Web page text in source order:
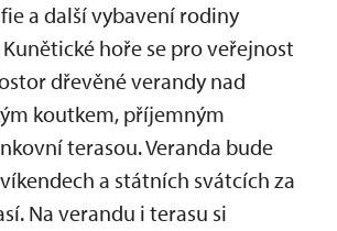
a další vybavení rodiny
hoře se pro veřejnost
dřevěné verandy nad
koutkem, příjemným
terasou. Veranda bude
a státních svátcích za
Na verandu i terasu si